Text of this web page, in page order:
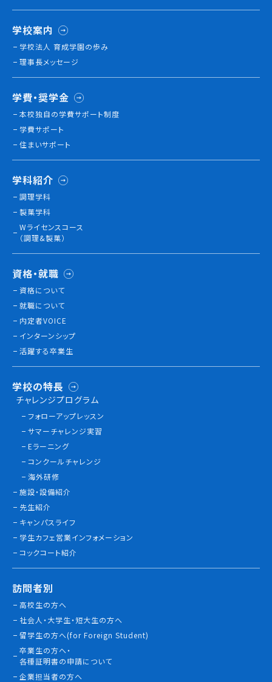
学校の特長
チャレンジプログラム
フォローアップレッスン
サマーチャレンジ実習
コンクールチャレンジ
海外研修
施設・設備紹介
先生紹介
学生カフェ営業インフォメーション
コックコート紹介
訪問者別
高校生の方へ
社会人・大学生・短大生の方へ
留学生の方へ(for Foreign Student)
卒業生の方へ・
各種証明書の申請について
企業担当者の方へ
保護者の方へ
ブログ
アクセス
職員採用情報
よくあるご質問
お問い合わせ
学校案内
学校法人 育成学園の歩み
理事長メッセージ
学費・奨学金
本校独⾃の学費サポート制度
学費サポート
住まいサポート
学科紹介
調理学科
製菓学科
Wライセンスコース
（調理&製菓）
資格・就職
資格について
就職について
内定者VOICE
インターンシップ
活躍する卒業生
学校の特長
チャレンジプログラム
フォローアップレッスン
サマーチャレンジ実習
Eラーニング
コンクールチャレンジ
海外研修
施設・設備紹介
先生紹介
キャンパスライフ
学生カフェ営業インフォメーション
コックコート紹介
訪問者別
高校生の方へ
社会人・大学生・短大生の方へ
留学生の方へ(for Foreign Student)
卒業生の方へ・
各種証明書の申請について
企業担当者の方へ